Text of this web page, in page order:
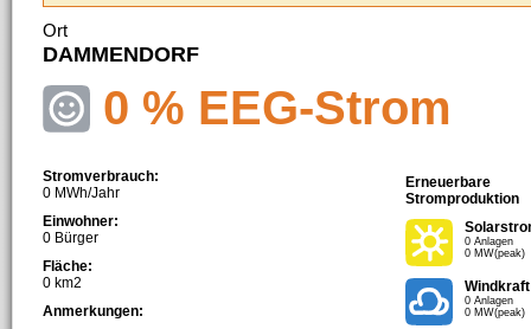
Ort
DAMMENDORF
0 % EEG-Strom
Stromverbrauch:
0 MWh/Jahr
Einwohner:
0 Bürger
Fläche:
0 km2
Anmerkungen:
Erneuerbare
Stromproduktion
0 Anlagen
0 MW(peak)
Windkraft
0 Anlagen
0 MW(peak)